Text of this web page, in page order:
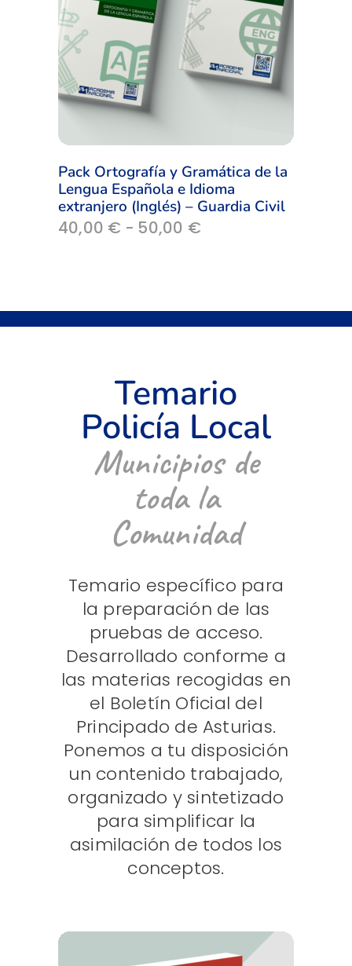
Pack Ortografía y Gramática de la
Lengua Española e Idioma
extranjero (Inglés) – Guardia Civil
40,00 € - 50,00 €
40,00 €
hasta
Temario
Policía Local
Municipios de
toda la
Comunidad
Temario específico para
la preparación de las
pruebas de acceso.
Desarrollado conforme a
las materias recogidas en
el Boletín Oficial del
Principado de Asturias.
Ponemos a tu disposición
un contenido trabajado,
organizado y sintetizado
para simplificar la
asimilación de todos los
conceptos.